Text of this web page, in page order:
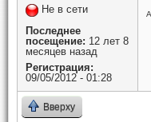
Не в сети
Последнее
посещение: 12 лет 8
месяцев назад
Регистрация:
09/05/2012 - 01:28
Вверху